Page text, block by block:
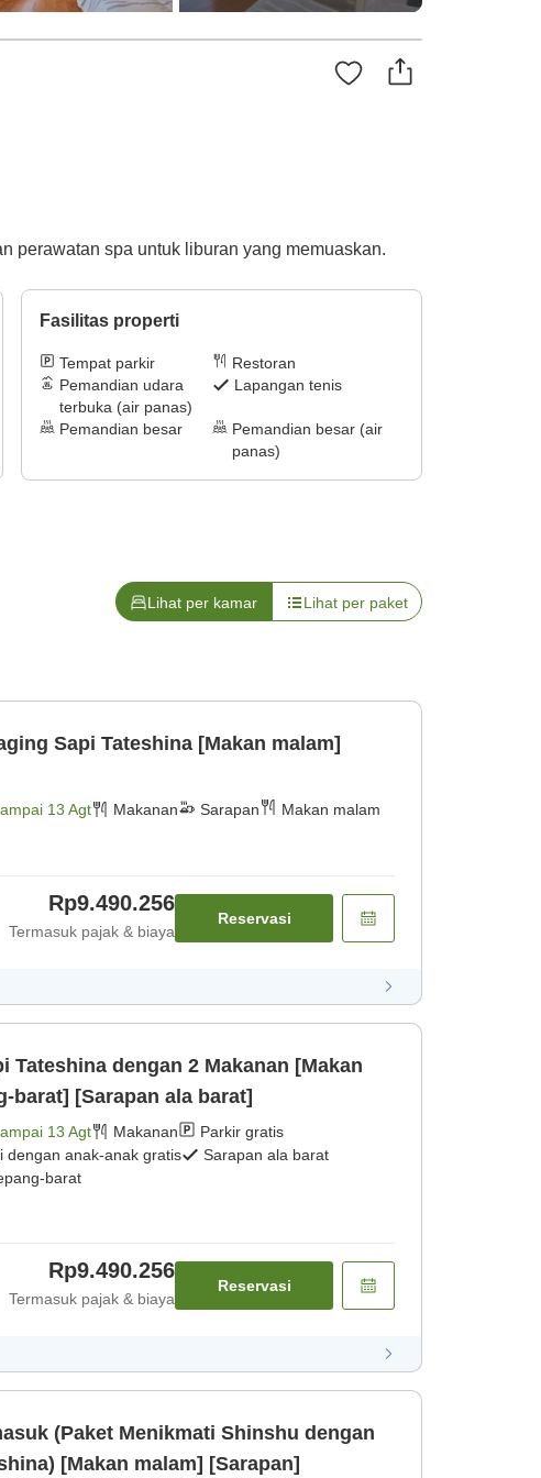
perawatan spa untuk liburan yang memuaskan.
Fasilitas properti
Tempat parkir
Restoran
Pemandian udara
terbuka (air panas)
Lapangan tenis
Pemandian besar
Pemandian besar (air
panas)
Lihat per kamar Lihat per paket
Sapi Tateshina [Makan malam]
13 Agt Makanan Sarapan Makan malam
Rp9.490.256
Termasuk pajak & biaya
Reservasi
Tateshina dengan 2 Makanan [Makan
barat] [Sarapan ala barat]
13 Agt Makanan
Parkir gratis
dengan anak-anak gratis
Sarapan ala barat
barat
Rp9.490.256
Termasuk pajak & biaya
Reservasi
(Paket Menikmati Shinshu dengan
[Makan malam] [Sarapan]